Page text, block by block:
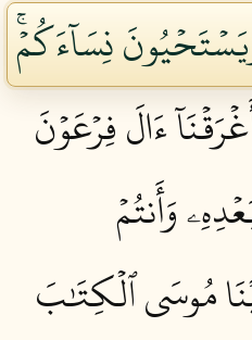
نِسَآءَكُمۡۚ
ءَالَ فِرۡعَوۡنَ
وَأَنتُمۡ
مُوسَى ٱلۡكِتَٰبَ